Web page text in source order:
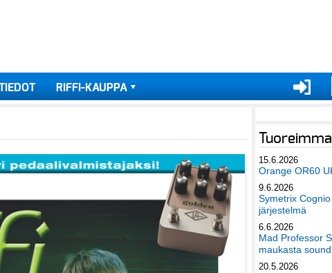
RIFFI-KAUPPA
15.6.2026
Orange OR60
9.6.2026
Symetrix
järjestelmä
6.6.2026
Mad Professor
maukasta
20.5.2026